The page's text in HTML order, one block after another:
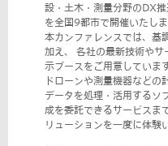
設・土木・測量分野のDX
を全国9都市で開催いたしま
本カンファレンスでは、基
加え、 各社の最新技術や
示ブースをご用意しています
ドローンや測量機器など
データを処理・活用するソ
成を委託できるサービスま
リューションを一度に体験